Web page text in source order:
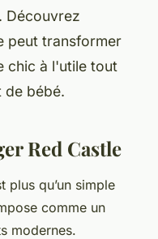
Découvrez
peut transformer
chic à l'utile tout
de bébé.
Red Castle
plus qu’un simple
comme un
modernes.